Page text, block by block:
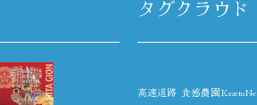
タグクラウド
高速道路 食感農園KazetoNe